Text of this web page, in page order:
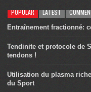
POPULAR LATEST
Entraînement fractionné:
Tendinite et protocole de
tendons !
Utilisation du plasma
du Sport